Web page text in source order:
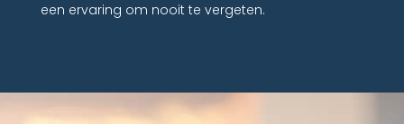
een ervaring om nooit te vergeten.